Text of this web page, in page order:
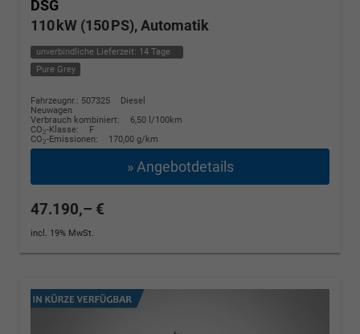
DSG
110 kW (150 PS), Automatik
unverbindliche Lieferzeit: 14 Tage
Pure Grey
Fahrzeugnr.: 507325
Diesel
Neuwagen
Verbrauch kombiniert:
6,50 l/100km
CO2-Klasse:
F
CO2-Emissionen: 170,00 g/km
» Angebotdetails
47.190,– €
incl. 19% MwSt.